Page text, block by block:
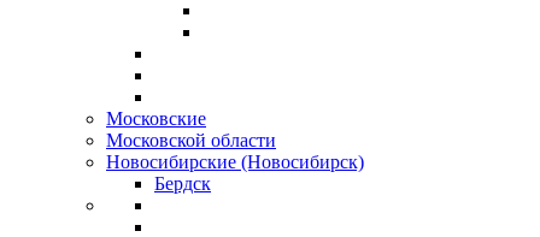
Московские
Московской области
Новосибирские (Новосибирск)
Бердск